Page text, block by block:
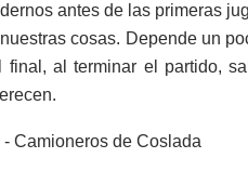
antes de las primeras
cosas. Depende un
final, al terminar el partido,